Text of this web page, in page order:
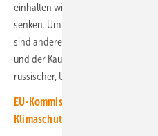
einhalten will. Es sind die
senken. Um Entwicklungen wie
sind andere Ansätze notwendig als
und der Kauf von wahnsinnig
russischer, US-amerikanischer
EU-Kommission stellt
Klimaschutz vor